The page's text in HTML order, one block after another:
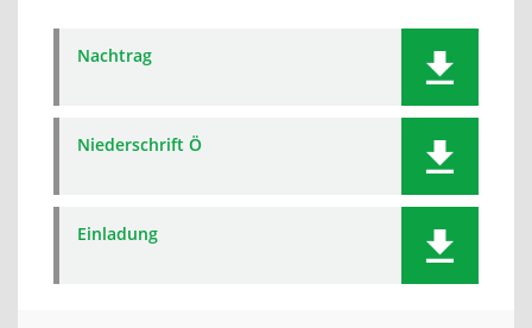
Nachtrag
Niederschrift Ö
Einladung